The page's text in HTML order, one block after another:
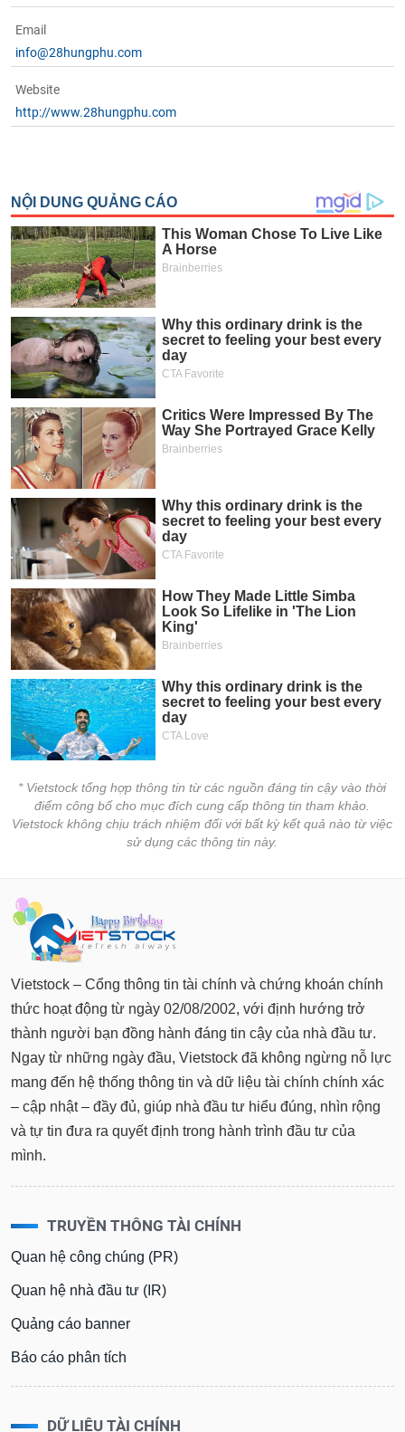
Email
info@28hungphu.com
Website
http://www.28hungphu.com
* Vietstock tổng hợp thông tin từ các nguồn đáng tin cậy vào thời
điểm công bố cho mục đích cung cấp thông tin tham khảo.
Vietstock không chịu trách nhiệm đối với bất kỳ kết quả nào từ việc
sử dụng các thông tin này.
Vietstock – Cổng thông tin tài chính và chứng khoán chính
thức hoạt động từ ngày 02/08/2002, với định hướng trở
thành người bạn đồng hành đáng tin cậy của nhà đầu tư.
Ngay từ những ngày đầu, Vietstock đã không ngừng nỗ lực
mang đến hệ thống thông tin và dữ liệu tài chính chính xác
– cập nhật – đầy đủ, giúp nhà đầu tư hiểu đúng, nhìn rộng
và tự tin đưa ra quyết định trong hành trình đầu tư của
mình.
TRUYỀN THÔNG TÀI CHÍNH
Quan hệ công chúng (PR)
Quan hệ nhà đầu tư (IR)
Quảng cáo banner
Báo cáo phân tích
DỮ LIỆU TÀI CHÍNH